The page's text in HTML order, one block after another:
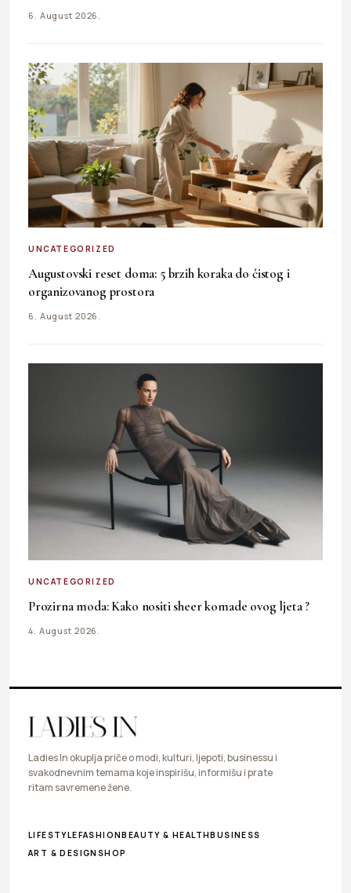
6. August 2026.
UNCATEGORIZED
Augustovski reset doma: 5 brzih koraka do čistog i
organizovanog prostora
6. August 2026.
UNCATEGORIZED
Prozirna moda: Kako nositi sheer komade ovog ljeta ?
4. August 2026.
Ladies In okuplja priče o modi, kulturi, ljepoti, businessu i
svakodnevnim temama koje inspirišu, informišu i prate
ritam savremene žene.
LIFESTYLEFASHIONBEAUTY & HEALTHBUSINESS
ART & DESIGN SHOP